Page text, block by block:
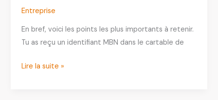
Entreprise
En bref, voici les points les plus importants à retenir.
Tu as reçu un identifiant MBN dans le cartable de
MBN
Lire la suite »